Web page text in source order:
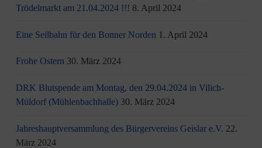
Trödelmarkt am 21.04.2024 !!! 8. April 2024
Eine Seilbahn für den Bonner Norden 1. April 2024
Frohe Ostern 30. März 2024
DRK Blutspende am Montag, den 29.04.2024 in Vilich-
Müldorf (Mühlenbachhalle) 30. März 2024
Jahreshauptversammlung des Bürgervereins Geislar e.V. 22.
März 2024